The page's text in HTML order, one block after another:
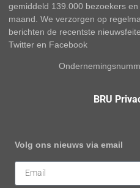
gemiddeld 139.000 bezoekers
maand. We verzorgen op
berichten de recentste
Twitter en Facebook
BRU
Volg ons nieuws via email